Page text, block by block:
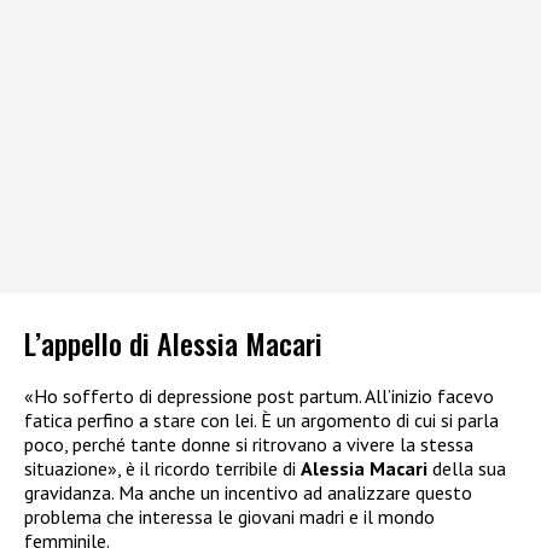
L’appello di Alessia Macari
«Ho sofferto di depressione post partum. All’inizio facevo
fatica perfino a stare con lei. È un argomento di cui si parla
poco, perché tante donne si ritrovano a vivere la stessa
situazione», è il ricordo terribile di Alessia Macari della sua
gravidanza. Ma anche un incentivo ad analizzare questo
problema che interessa le giovani madri e il mondo
femminile.